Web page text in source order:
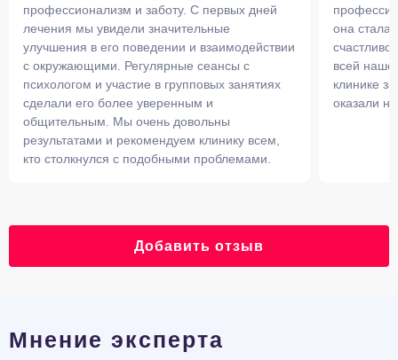
профессионализм и заботу. С первых дней
лечения мы увидели значительные
улучшения в его поведении и взаимодействии
с окружающими. Регулярные сеансы с
психологом и участие в групповых занятиях
сделали его более уверенным и
общительным. Мы очень довольны
результатами и рекомендуем клинику всем,
кто столкнулся с подобными проблемами.
она стала
всей
клинике
оказали
Добавить отзыв
Мнение эксперта